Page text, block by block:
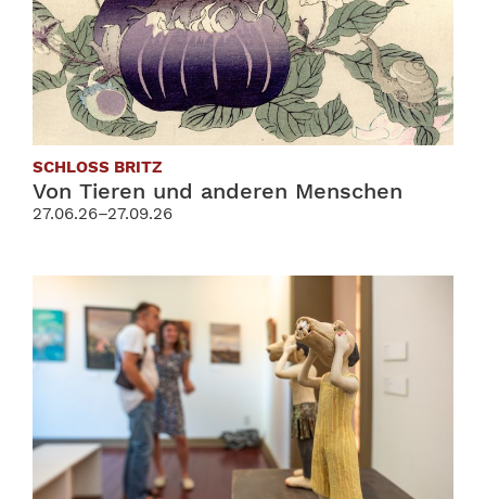
SCHLOSS BRITZ
Von Tieren und anderen Menschen
27.06.26–27.09.26